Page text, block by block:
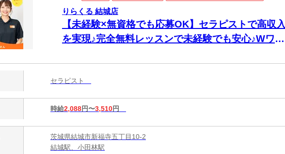
りらくる 結城店
【未経験×無資格でも応募OK】セラピストで高収入
を実現♪完全無料レッスンで未経験でも安心♪Wワー
セラピスト
時給2,088円〜3,510円
茨城県結城市新福寺五丁目10-2
結城駅、小田林駅